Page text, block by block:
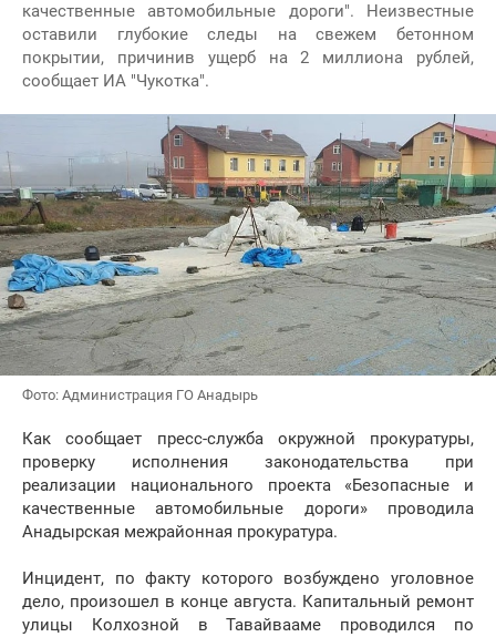
качественные автомобильные дороги". Неизвестные
оставили глубокие следы на свежем бетонном
покрытии, причинив ущерб на 2 миллиона рублей,
сообщает ИА "Чукотка".
Фото: Администрация ГО Анадырь
Как сообщает пресс-служба окружной прокуратуры,
проверку исполнения законодательства при
реализации национального проекта «Безопасные и
качественные автомобильные дороги» проводила
Анадырская межрайонная прокуратура.
Инцидент, по факту которого возбуждено уголовное
дело, произошел в конце августа. Капитальный ремонт
улицы Колхозной в Тавайвааме проводился по